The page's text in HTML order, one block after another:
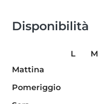
Disponibilità
L M
Mattina
Pomeriggio